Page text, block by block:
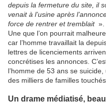
depuis la fermeture du site, il
venait à l’usine après
force de rentrer et tremblait ».
Une que l’on pourrait
car l’homme travaillait la
lettres de licenciements
concrétises les annonces.
l’homme de 53 ans se
des milliers de familles
Un drame médiatisé,